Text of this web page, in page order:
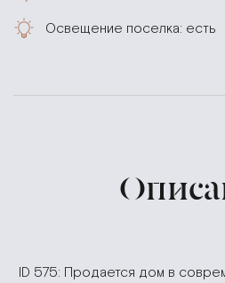
Освещение поселка: есть
ID 575: Продается дом в